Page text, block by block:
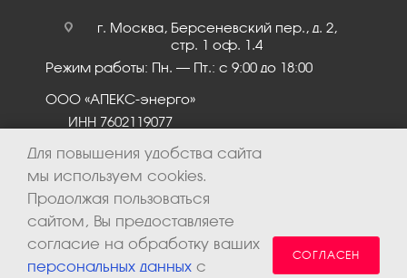
г. Москва, Берсеневский пер., д. 2,
стр. 1 оф. 1.4
Режим работы: Пн. – Пт.: с 9:00 до 18:00
ООО «АПЕКС-энерго»
ИНН 7602119077
Для повышения удобства сайта
мы используем cookies.
Продолжая пользоваться
сайтом, Вы предоставляете
согласие на обработку ваших
персональных данных с
СОГЛАСЕН